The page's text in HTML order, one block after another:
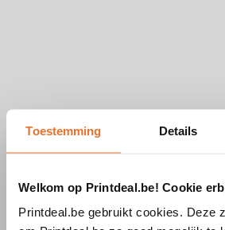
Toestemming Details
Welkom op Printdeal.be! Cookie
Printdeal.be gebruikt cookies. Deze